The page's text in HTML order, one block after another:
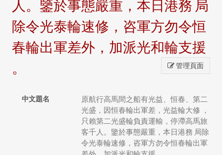
人。鑒於事態嚴重，本日港務 局
除令光泰輪速修，咨軍方勿令恒
春輪出軍差外，加派光和輪支援
。
管理頁面
中文題名
原航行高馬間之船有光益、恒春、第二
光盛，因恒春輪出軍差，光益輪大修 ，
只賴第二光盛輪負責運輸，停滯高馬旅
客千人。鑒於事態嚴重，本日港務 局除
令光泰輪速修，咨軍方勿令恒春輪出軍